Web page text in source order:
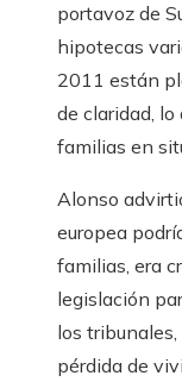
portavoz de
hipotecas
2011 están
de claridad, lo
familias en
Alonso
europea
familias, era
legislación
los
pérdida de